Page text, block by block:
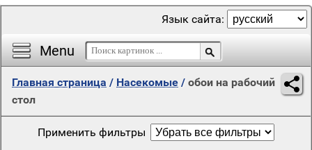
Menu
Язык сайта:
Главная страница / Насекомые / обои на рабочий
стол
Применить фильтры